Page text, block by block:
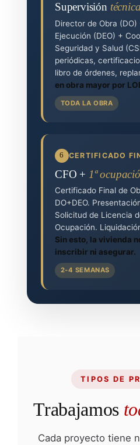
Supervisión técnica
Director de Obra
Ejecución (DEO) +
Seguridad y Salud
periódicas,
libro de órdenes,
en obra mayor por
TODA LA OBRA
6 CERTIFICADO
CFO + 1ª
Certificado Final de
DO+DEO.
Solicitud de Licencia
Ocupación.
Sin esto, la vivienda
inscribir ni asegurar.
2-4 SEMANAS
TIPOS DE
Trabajamos
Cada proyecto tiene